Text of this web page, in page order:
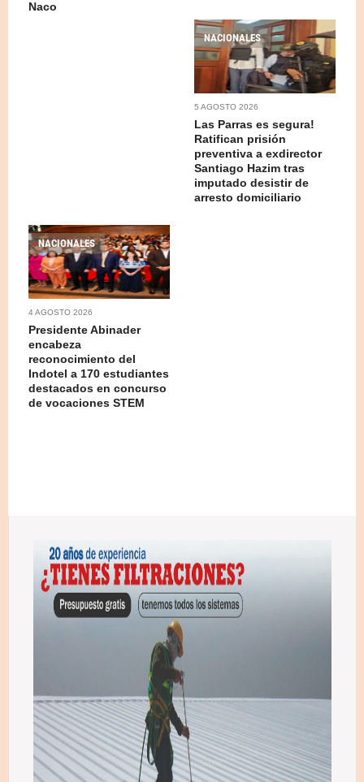
Naco
NACIONALES
5 AGOSTO 2026
Las Parras es segura!
Ratifican prisión
preventiva a exdirector
Santiago Hazim tras
imputado desistir de
arresto domiciliario
NACIONALES
4 AGOSTO 2026
Presidente Abinader
encabeza
reconocimiento del
Indotel a 170 estudiantes
destacados en concurso
de vocaciones STEM